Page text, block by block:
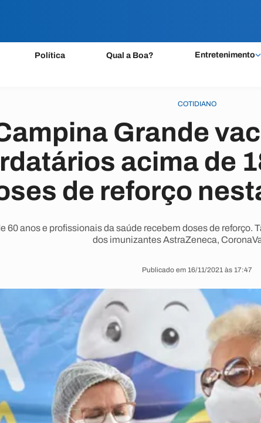
Política Qual a Boa? Entretenimento
COTIDIANO
Grande
acima de
de reforço
60 anos e profissionais da saúde recebem doses de reforço.
dos imunizantes AstraZeneca,
Publicado em 16/11/2021 às 17:47